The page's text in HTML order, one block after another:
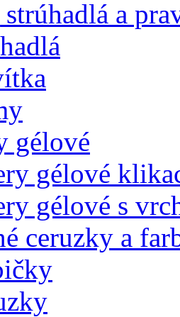
a
gélové
gélové
gélové s
ceruzky a